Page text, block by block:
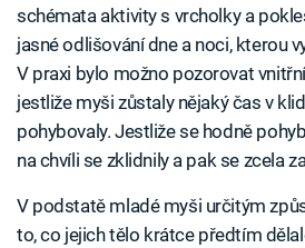
schémata aktivity s vrcholky a
jasné odlišování dne a noci, kterou
V praxi bylo možno pozorovat
jestliže myši zůstaly nějaký čas v
pohybovaly. Jestliže se hodně
na chvíli se zklidnily a pak se zcela
V podstatě mladé myši určitým
to, co jejich tělo krátce předtím